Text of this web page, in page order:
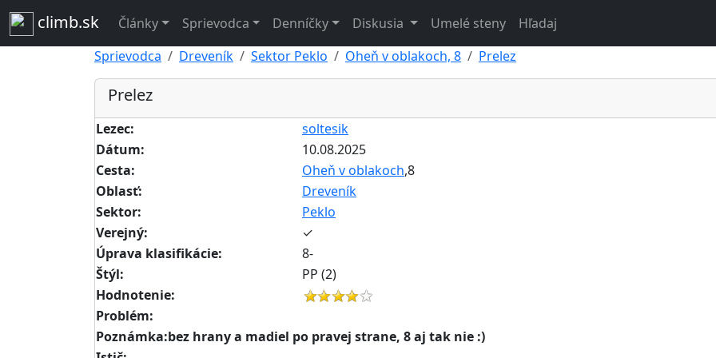
climb.sk Články Sprievodca Denníčky Diskusia Umelé steny Hľadaj
Sprievodca
Dreveník Sektor Peklo Oheň v oblakoch, 8 Prelez
Prelez
Lezec:
soltesik
Dátum:
10.08.2025
Cesta:
Oheň v oblakoch,8
Oblasť:
Dreveník
Sektor:
Peklo
Verejný:
✓
Úprava klasifikácie:
8-
Štýl:
PP (2)
Hodnotenie:
Problém:
Poznámka:bez hrany a madiel po pravej strane, 8 aj tak nie :)